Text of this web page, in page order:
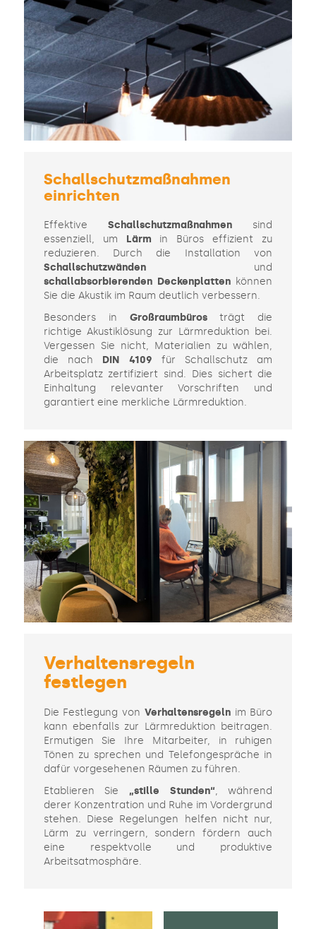
Schallschutzmaßnahmen
einrichten
Effektive Schallschutzmaßnahmen sind
essenziell, um Lärm in Büros effizient zu
reduzieren. Durch die Installation von
Schallschutzwändenund
schallabsorbierenden Deckenplatten können
Sie die Akustik im Raum deutlich verbessern.
Besonders in Großraumbürosträgt die
richtige Akustiklösung zur Lärmreduktion bei.
Vergessen Sie nicht, Materialien zu wählen,
die nach DIN 4109 für Schallschutz am
Arbeitsplatz zertifiziert sind. Dies sichert die
Einhaltung relevanter Vorschriften und
garantiert eine merkliche Lärmreduktion.
Verhaltensregeln
festlegen
Die Festlegung von Verhaltensregelnim Büro
kann ebenfalls zur Lärmreduktion beitragen.
Ermutigen Sie Ihre Mitarbeiter, in ruhigen
Tönen zu sprechen und Telefongespräche in
dafür vorgesehenen Räumen zu führen.
Etablieren Sie „stille Stunden“, während
derer Konzentration und Ruhe im Vordergrund
stehen. Diese Regelungen helfen nicht nur,
Lärm zu verringern, sondern fördern auch
eine respektvolle und produktive
Arbeitsatmosphäre.